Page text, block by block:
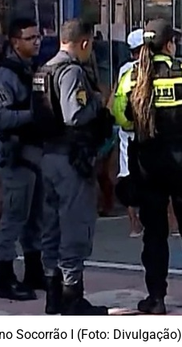
Socorrão I (Foto: Divulgação)